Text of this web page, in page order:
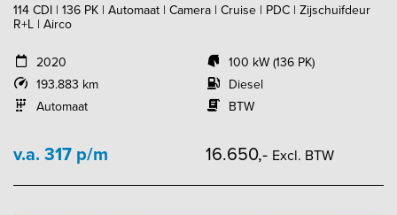
114 CDI | 136 PK | Automaat | Camera | Cruise | PDC | Zijschuifdeur
R+L | Airco
2020
193.883 km
Automaat
100 kW (136 PK)
Diesel
BTW
v.a. 317 p/m 16.650,- Excl. BTW